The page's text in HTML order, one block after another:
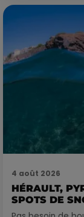
4 août 2026
HÉRAULT,
SPOTS DE